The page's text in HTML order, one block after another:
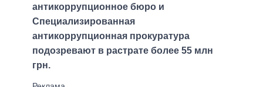
антикоррупционное бюро и
Специализированная
антикоррупционная прокуратура
подозревают в растрате более 55 млн
грн.